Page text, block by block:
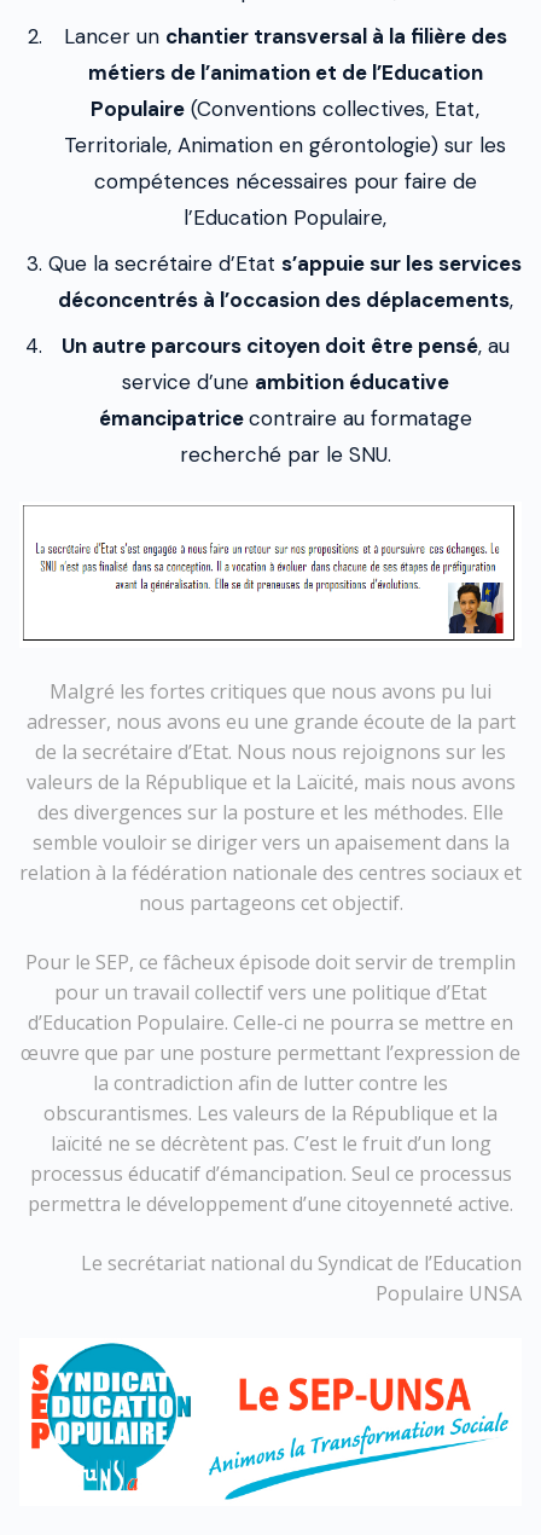
Lancer un chantier transversal à la filière des
métiers de l’animation et de l’Education
Populaire (Conventions collectives, Etat,
Territoriale, Animation en gérontologie) sur les
compétences nécessaires pour faire de
l’Education Populaire,
Que la secrétaire d’Etat s’appuie sur les services
déconcentrés à l’occasion des déplacements,
Un autre parcours citoyen doit être pensé, au
service d’une ambition éducative
émancipatricecontraire au formatage
recherché par le SNU.
Malgré les fortes critiques que nous avons pu lui
adresser, nous avons eu une grande écoute de la part
de la secrétaire d’Etat. Nous nous rejoignons sur les
valeurs de la République et la Laïcité, mais nous avons
des divergences sur la posture et les méthodes. Elle
semble vouloir se diriger vers un apaisement dans la
relation à la fédération nationale des centres sociaux et
nous partageons cet objectif.
Pour le SEP, ce fâcheux épisode doit servir de tremplin
pour un travail collectif vers une politique d’Etat
d’Education Populaire. Celle-ci ne pourra se mettre en
œuvre que par une posture permettant l’expression de
la contradiction afin de lutter contre les
obscurantismes. Les valeurs de la République et la
laïcité ne se décrètent pas. C’est le fruit d’un long
processus éducatif d’émancipation. Seul ce processus
permettra le développement d’une citoyenneté active.
Le secrétariat national du Syndicat de l’Education
Populaire UNSA